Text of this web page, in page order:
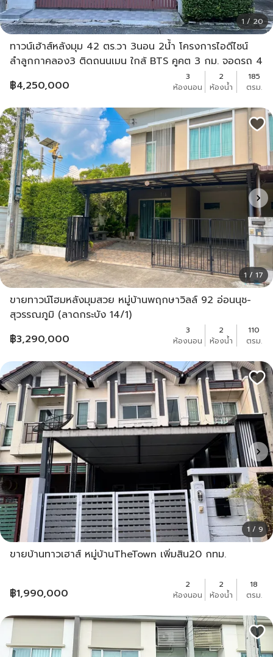
1 / 20
ทาวน์เฮ้าส์หลังมุม 42 ตร.วา 3นอน 2น้ำ โครงการไอดีไซน์
ลำลูกกาคลอง3 ติดถนนเมน ใกล้ BTS คูคต 3 กม. จอดรถ 4
฿4,250,000
3
ห้องนอน
2
ห้องน้ำ
185
ตรม.
1 / 17
ขายทาวน์โฮมหลังมุมสวย หมู่บ้านพฤกษาวิลล์ 92 อ่อนนุช-
สุวรรณภูมิ (ลาดกระบัง 14/1)
฿3,290,000
3
ห้องนอน
2
ห้องน้ำ
110
ตรม.
1 / 9
ขายบ้านทาวเฮาส์ หมู่บ้านTheTown เพิ่มสิน20 กทม.
฿1,990,000
2
ห้องนอน
2
ห้องน้ำ
18
ตรม.